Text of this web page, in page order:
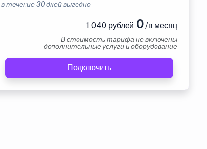
в течение 30 дней выгодно
1 040 рублей0/в месяц
В стоимость тарифа не включены
дополнительные услуги и оборудование
Подключить